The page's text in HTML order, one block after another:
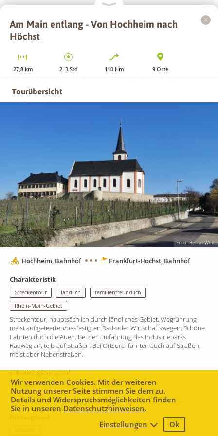
Mapboxcontributors,
Am Main entlang - Von Hochheim nach
Höchst
27,8km 2–3 Std 110 Hm 9Orte
Tourübersicht
Foto: Bernd Weil
Hochheim, Bahnhof Frankfurt-Höchst, Bahnhof
Charakteristik
Streckentour ländlich
familienfreundlich
Rhein-Main-Gebiet
Streckentour, hauptsächlich durch ländliches Gebiet. Wegführung
meist auf geteerten/besfestigten Rad-oder Wirtschaftswegen. Schöne
Fahrten duch die Auen. Bei der Umfahrung des Industrieparks
Radweg an, teils auf Straßen. Bei Ortsurchfahrten auch auf Straßen,
meist aber Nebenstraßen.
Schwierigkeitsgrad
entspannt 2–3 Std 110 Höhenmeter
Entspannt. Leichte Tour, überwiegend auf dem Main-Radweg.
Wir verwenden Cookies. Mit der weiteren
Nutzung unserer Seite stimmen Sie dem zu.
Details und Widerspruchsmöglichkeiten finden
Sie in unseren Datenschutzhinweisen.
Einstellungen
Ok